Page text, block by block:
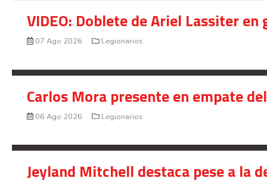
VIDEO: Doblete de Ariel Lassiter
07 Ago 2026 Legionarios
Carlos Mora presente en empate
06 Ago 2026 Legionarios
Jeyland Mitchell destaca pese a la